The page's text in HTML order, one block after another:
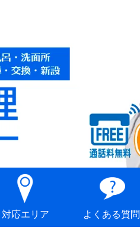
対応エリア よくある質問